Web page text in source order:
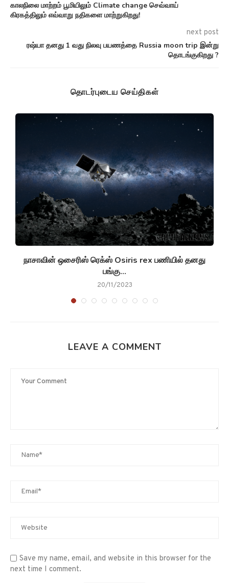
காலநிலை மாற்றம் பூமியிலும் Climate change செவ்வாய்
கிரகத்திலும் எவ்வாறு நதிகளை மாற்றுகிறது!
next post
ரஷ்யா தனது 1 வது நிலவு பயணத்தை Russia moon trip இன்று
தொடங்குகிறது ?
தொடர்புடைய செய்திகள்
நாசாவின் ஒசைரிஸ் ரெக்ஸ் Osiris rex பணியில் தனது
பங்கு...
20/11/2023
LEAVE A COMMENT
Save my name, email, and website in this browser for the
next time I comment.